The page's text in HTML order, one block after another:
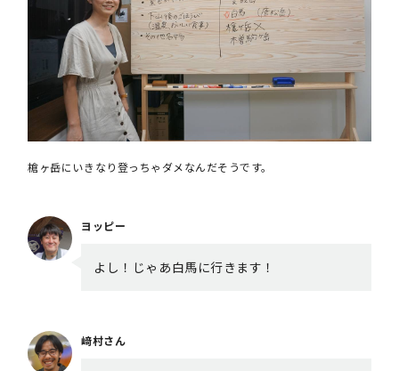
槍ヶ岳にいきなり登っちゃダメなんだそうです。
ヨッピー
よし！じゃあ白馬に行きます！
﨑村さん